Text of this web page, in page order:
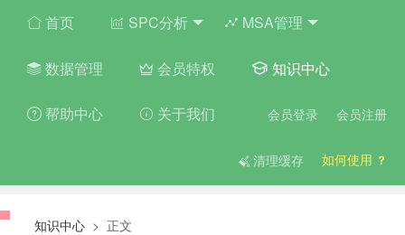
首页 SPC分析 MSA管理
数据管理 会员特权 知识中心
帮助中心 关于我们 会员注册
会员登录
如何使用
清理缓存
知识中心 > 正文